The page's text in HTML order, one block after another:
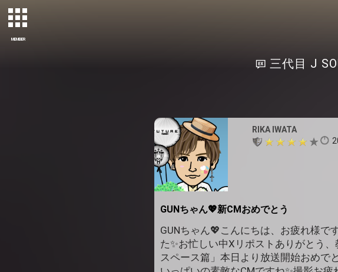
MEMBER
三代目 J
RIKA IWATA
GUNちゃん💖新CMおめでとう
GUNちゃん💖こんにちは、お疲れ様で
た✨お忙しい中Xリポストありがとう
スペース篇」本日より放送開始おめで